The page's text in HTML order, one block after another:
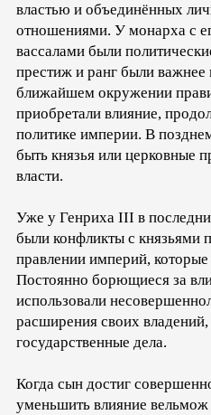
властью и объединённых
отношениями. У монарха с
вассалами были
престиж и ранг были важнее
ближайшем окружении
приобретали влияние,
политике империи. В
быть князья или церковные
власти.
Уже у Генриха III в
были конфликты с князьями
правлении империй, которые
Постоянно борющиеся за
использовали
расширения своих владений,
государственные дела.
Когда сын достиг
уменьшить влияние вельмож